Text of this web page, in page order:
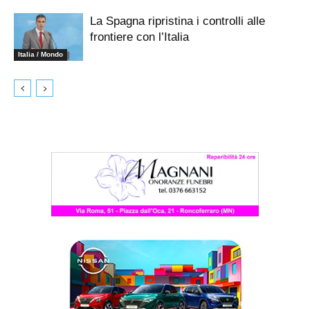
Italia / Mondo
La Spagna ripristina i controlli alle
frontiere con l’Italia